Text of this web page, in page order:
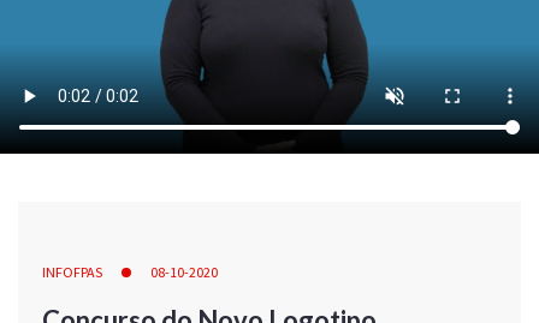
INFOFPAS 08-10-2020